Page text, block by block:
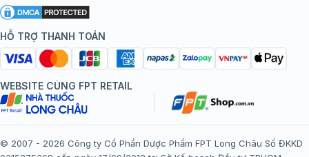
Chính sách bảo mật
Chính sách bảo mật dữ liệu cá nhân
Chính sách thanh toán
Chính sách đổi trả gói, mũi tiêm tại trung tâm tiêm chủng
FPT Long Châu
Đội ngũ bác sĩ, chuyên gia
Hệ thống trung tâm tiêm chủng
Tôi nên tiêm gì?
Tiêm chủng đi nước ngoài
HỖ TRỢ THANH TOÁN
WEBSITE CÙNG FPT RETAIL
© 2007 - 2026 Công ty Cổ Phần Dược Phẩm FPT Long Châu Số ĐKKD